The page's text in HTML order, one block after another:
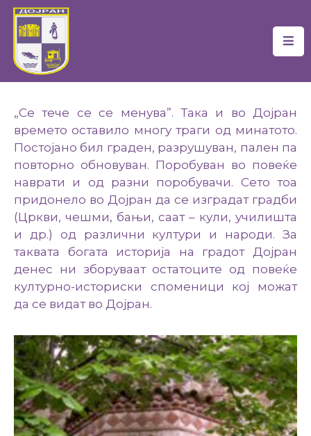
Почетна
Самоуправа
Новости
Проекти
Документи
Услуги
Финансии
Туризам
„Се тече се се менува”. Така и во Дојран
времето оставило многу траги од минатото.
Постојано бил граден, разрушуван, пален па
повторно обновуван. Поробуван во повеќе
наврати и од разни поробувачи. Сето тоа
придонело во Дојран да се изградат градби
(Цркви, чешми, бањи, саат – кули, училишта
и др.) од различни култури и народи. За
таквата богата историја на градот Дојран
денес ни зборуваат остатоците од повеќе
културно-историски споменици кој можат
да се видат во Дојран.